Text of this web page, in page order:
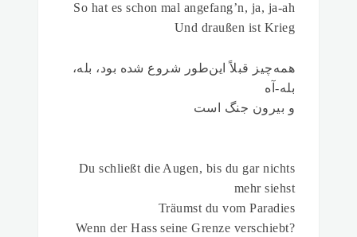
So hat es schon mal angefang’n, ja, ja-ah
Und draußen ist Krieg
همه‌چیز قبلاً این‌طور شروع شده بود، بله،
بله-آه
و بیرون جنگ است
Du schließt die Augen, bis du gar nichts
mehr siehst
Träumst du vom Paradies
Wenn der Hass seine Grenze verschiebt?